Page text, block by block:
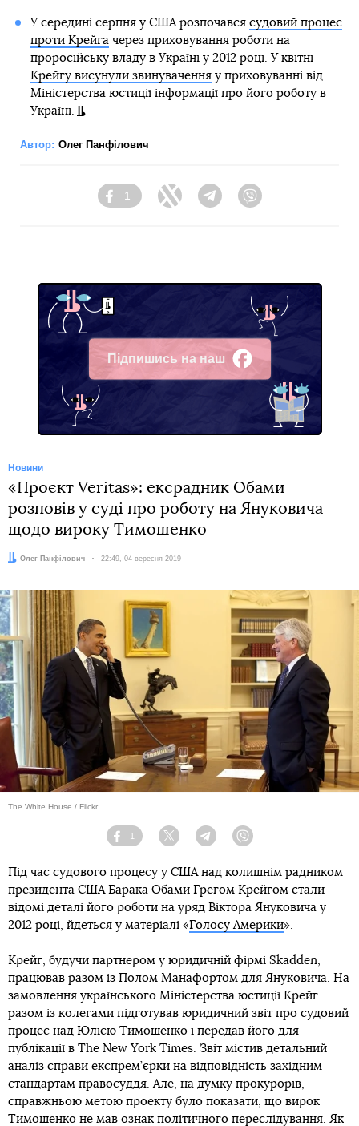
У середині серпня у США розпочався судовий процес
проти Крейгачерез приховування роботи на
проросійську владу в Україні у 2012 році. У квітні
Крейгу висунули звинуваченняу приховуванні від
Міністерства юстиції інформації про його роботу в
Україні.
Автор: Олег Панфілович
Facebook
1
Twitter Telegram
Підпишись на наш
Facebook
Новини
«Проєкт Veritas»: ексрадник Обами
розповів у суді про роботу на Януковича
щодо вироку Тимошенко
Автор:
Олег Панфілович Дата:
22:49, 04 вересня 2019
The White House / Flickr
Facebook
1
Twitter TelegramViber
Під час судового процесу у США над колишнім радником
президента США Барака Обами Грегом Крейгом стали
відомі деталі його роботи на уряд Віктора Януковича у
2012 році, йдеться у матеріалі «Голосу Америки».
Крейг, будучи партнером у юридичній фірмі Skadden,
працював разом із Полом Манафортом для Януковича. На
замовлення українського Міністерства юстиції Крейг
разом із колегами підготував юридичний звіт про судовий
процес над Юлією Тимошенко і передав його для
публікації в The New York Times. Звіт містив детальний
аналіз справи експрем’єрки на відповідність західним
стандартам правосуддя. Але, на думку прокурорів,
справжньою метою проекту було показати, що вирок
Тимошенко не мав ознак політичного переслідування. Як